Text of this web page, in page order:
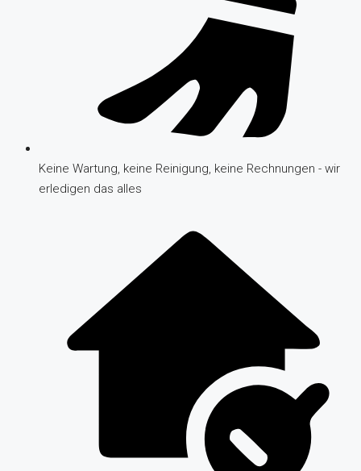
Keine Wartung, keine Reinigung, keine Rechnungen - wir
erledigen das alles